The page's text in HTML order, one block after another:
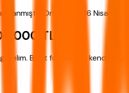
Oranlar 2026 Nisan
TL
Basit formüllerle kendi